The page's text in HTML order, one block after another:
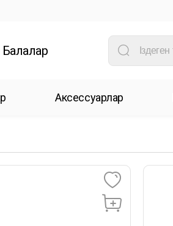
Балалар
Аксессуарлар